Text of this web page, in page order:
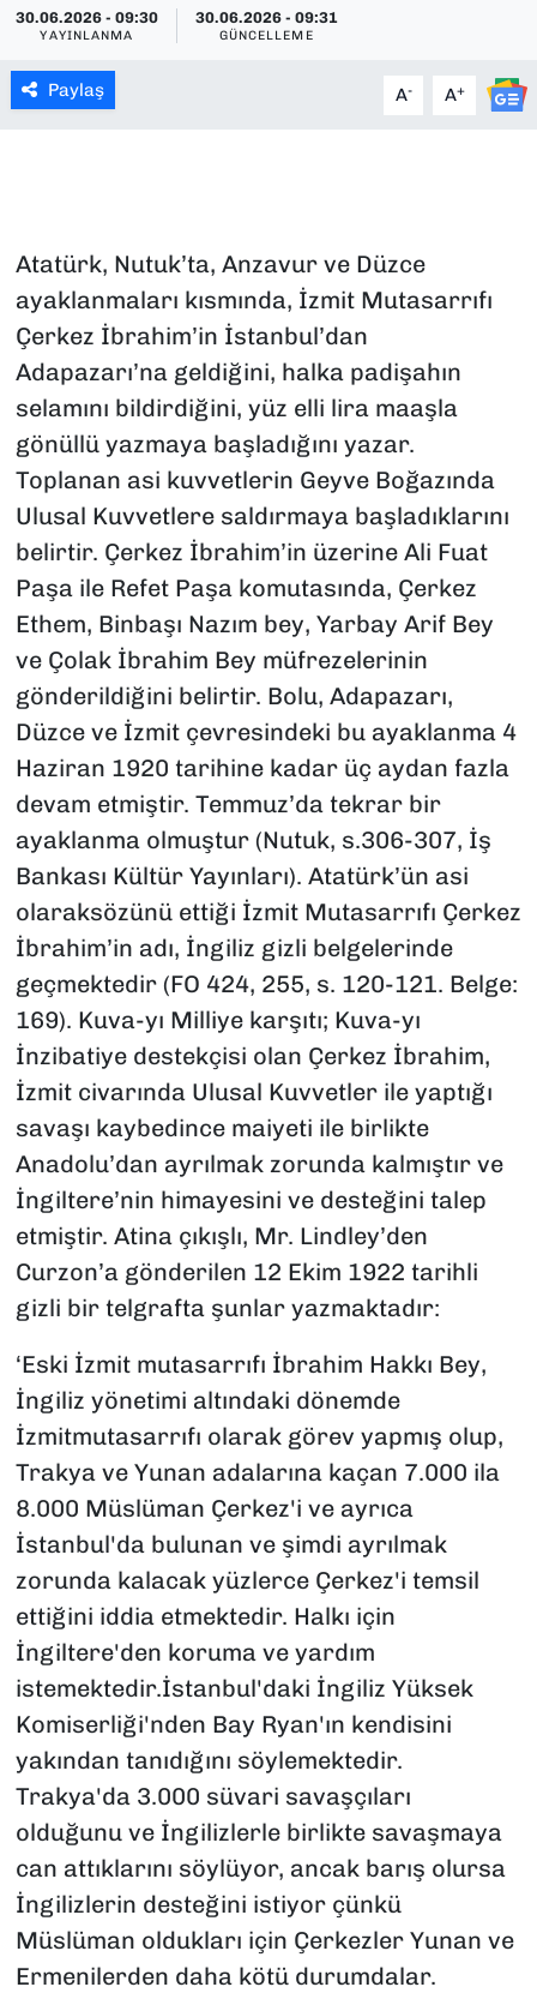
30.06.2026 - 09:30
YAYINLANMA
30.06.2026 - 09:31
GÜNCELLEME
Paylaş A- A+
Atatürk, Nutuk’ta, Anzavur ve Düzce
ayaklanmaları kısmında, İzmit Mutasarrıfı
Çerkez İbrahim’in İstanbul’dan
Adapazarı’na geldiğini, halka padişahın
selamını bildirdiğini, yüz elli lira maaşla
gönüllü yazmaya başladığını yazar.
Toplanan asi kuvvetlerin Geyve Boğazında
Ulusal Kuvvetlere saldırmaya başladıklarını
belirtir. Çerkez İbrahim’in üzerine Ali Fuat
Paşa ile Refet Paşa komutasında, Çerkez
Ethem, Binbaşı Nazım bey, Yarbay Arif Bey
ve Çolak İbrahim Bey müfrezelerinin
gönderildiğini belirtir. Bolu, Adapazarı,
Düzce ve İzmit çevresindeki bu ayaklanma 4
Haziran 1920 tarihine kadar üç aydan fazla
devam etmiştir. Temmuz’da tekrar bir
ayaklanma olmuştur (Nutuk, s.306-307, İş
Bankası Kültür Yayınları). Atatürk’ün asi
olaraksözünü ettiği İzmit Mutasarrıfı Çerkez
İbrahim’in adı, İngiliz gizli belgelerinde
geçmektedir (FO 424, 255, s. 120-121. Belge:
169). Kuva-yı Milliye karşıtı; Kuva-yı
İnzibatiye destekçisi olan Çerkez İbrahim,
İzmit civarında Ulusal Kuvvetler ile yaptığı
savaşı kaybedince maiyeti ile birlikte
Anadolu’dan ayrılmak zorunda kalmıştır ve
İngiltere’nin himayesini ve desteğini talep
etmiştir. Atina çıkışlı, Mr. Lindley’den
Curzon’a gönderilen 12 Ekim 1922 tarihli
gizli bir telgrafta şunlar yazmaktadır:
‘Eski İzmit mutasarrıfı İbrahim Hakkı Bey,
İngiliz yönetimi altındaki dönemde
İzmitmutasarrıfı olarak görev yapmış olup,
Trakya ve Yunan adalarına kaçan 7.000 ila
8.000 Müslüman Çerkez'i ve ayrıca
İstanbul'da bulunan ve şimdi ayrılmak
zorunda kalacak yüzlerce Çerkez'i temsil
ettiğini iddia etmektedir. Halkı için
İngiltere'den koruma ve yardım
istemektedir.İstanbul'daki İngiliz Yüksek
Komiserliği'nden Bay Ryan'ın kendisini
yakından tanıdığını söylemektedir.
Trakya'da 3.000 süvari savaşçıları
olduğunu ve İngilizlerle birlikte savaşmaya
can attıklarını söylüyor, ancak barış olursa
İngilizlerin desteğini istiyor çünkü
Müslüman oldukları için Çerkezler Yunan ve
Ermenilerden daha kötü durumdalar.
SAĞLIK
SPOR
YEREL YÖNETİMLER